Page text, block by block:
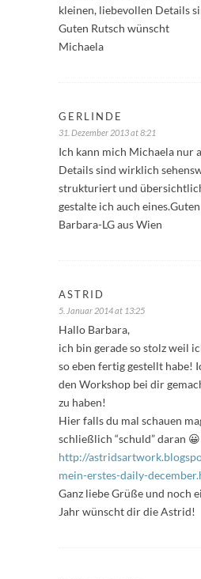
kleinen, liebevollen Details
Guten Rutsch wünscht
Michaela
GERLINDE
31. Dezember 2013 at 8:21
Ich kann mich Michaela nur
Details sind wirklich
strukturiert und
gestalte ich auch
Barbara-LG aus Wien
ASTRID
5. Januar 2014 at 13:25
Hallo Barbara,
ich bin gerade so stolz weil
so eben fertig gestellt habe!
den Workshop bei dir
zu haben!
Hier falls du mal schauen
schließlich “schuld” daran
http://
mein-erstes-daily-
Ganz liebe Grüße und noch
Jahr wünscht dir die Astrid!